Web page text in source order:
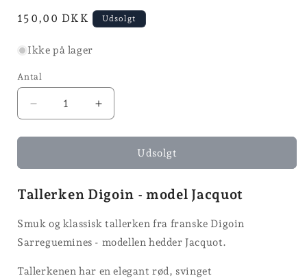
Normalpris
150,00 DKK Udsolgt
Ikke på lager
Antal
Reducer
antallet
for
-
-
cm
Øg
antallet
for
-
-
cm
Udsolgt
Tallerken Digoin - model Jacquot
Smuk og klassisk tallerken fra franske Digoin
Sarreguemines - modellen hedder Jacquot.
Tallerkenen har en elegant rød, svinget